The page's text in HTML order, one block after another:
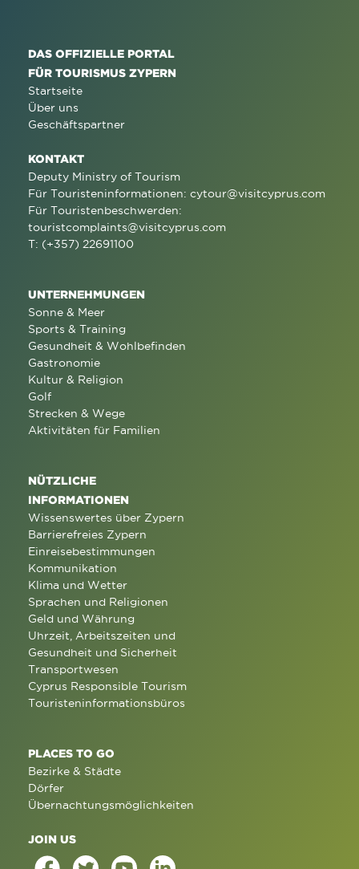
DAS OFFIZIELLE PORTAL
FÜR TOURISMUS ZYPERN
Startseite
Über uns
Geschäftspartner
KONTAKT
Deputy Ministry of Tourism
Für Touristeninformationen: cytour@visitcyprus.com
Für Touristenbeschwerden:
touristcomplaints@visitcyprus.com
T: (+357) 22691100
UNTERNEHMUNGEN
Sonne & Meer
Sports & Training
Gesundheit & Wohlbefinden
Gastronomie
Kultur & Religion
Golf
Strecken & Wege
Aktivitäten für Familien
NÜTZLICHE
INFORMATIONEN
Wissenswertes über Zypern
Barrierefreies Zypern
Einreisebestimmungen
Kommunikation
Klima und Wetter
Sprachen und Religionen
Geld und Währung
Uhrzeit, Arbeitszeiten und
Gesundheit und Sicherheit
Transportwesen
Cyprus Responsible Tourism
Touristeninformationsbüros
PLACES TO GO
Bezirke & Städte
Dörfer
Übernachtungsmöglichkeiten
JOIN US